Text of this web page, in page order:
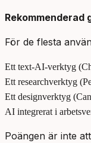
Rekommenderad
För de flesta
Ett text-AI-verktyg
Ett researchverktyg
Ett designverktyg
AI integrerat i
Poängen är inte